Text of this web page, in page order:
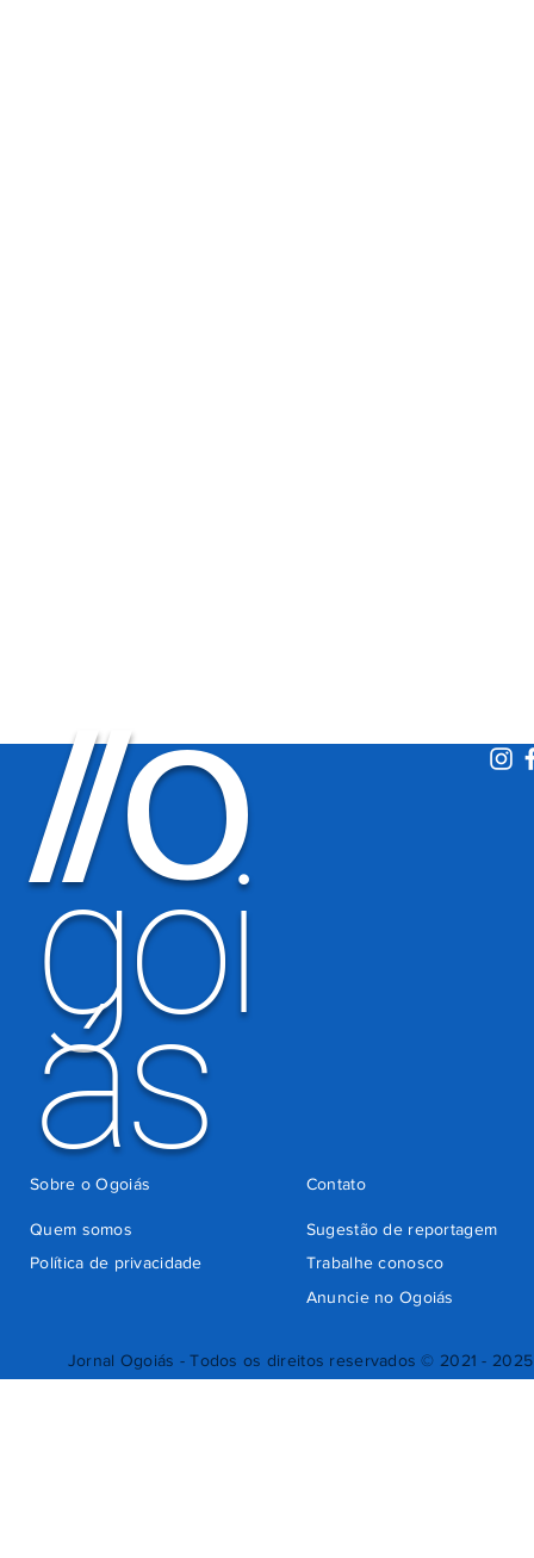
Jornal Ogoiás - Todos os direitos reservados © 2021 - 2025
//O
goi
ás
Quem somos
Sugestão de reportagem
Trabalhe conosco
Política de privacidade
Anuncie no Ogoiás
Contato
Sobre o Ogoiás